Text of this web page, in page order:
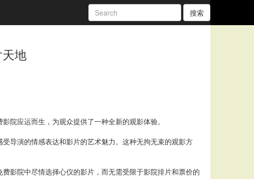
搜索
地
院应运而生，为观众提供了一种全新的观影体验。
导演的情感表达和影片的艺术魅力。这种无拘无束的观影方
影院中尽情选择心仪的影片，而无需受限于影院排片和票价的